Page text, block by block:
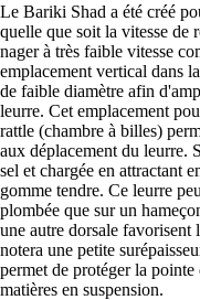
Le Bariki Shad a été créé
quelle que soit la vitesse de
nager à très faible vitesse
emplacement vertical dans
de faible diamètre afin
leurre. Cet emplacement
rattle (chambre à billes)
aux déplacement du leurre.
sel et chargée en attractant
gomme tendre. Ce leurre
plombée que sur un
une autre dorsale favorisent
notera une petite
permet de protéger la pointe
matières en suspension.